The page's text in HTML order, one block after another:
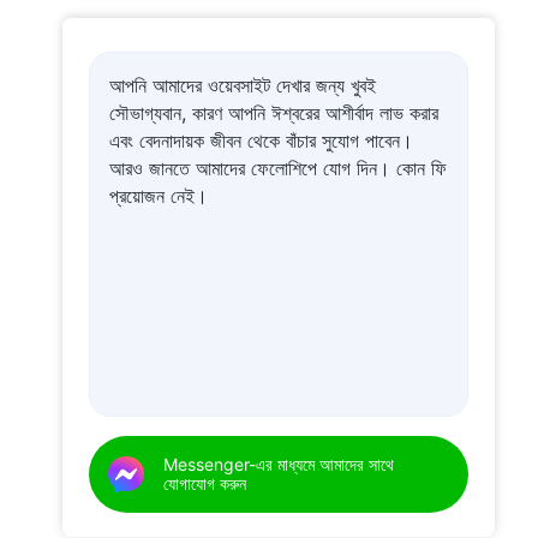
আপনি আমাদের ওয়েবসাইট দেখার জন্য খুবই
সৌভাগ্যবান, কারণ আপনি ঈশ্বরের আশীর্বাদ লাভ করার
এবং বেদনাদায়ক জীবন থেকে বাঁচার সুযোগ পাবেন।
আরও জানতে আমাদের ফেলোশিপে যোগ দিন। কোন ফি
প্রয়োজন নেই।
Messenger-এর মাধ্যমে আমাদের সাথে
যোগাযোগ করুন